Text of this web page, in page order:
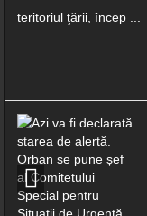
teritoriul ţării, încep ...